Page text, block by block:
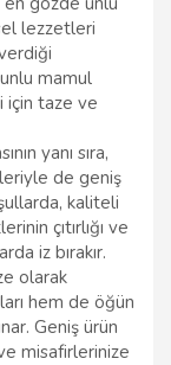
lezzetleri
mamul
için taze ve
yanı sıra,
de geniş
kaliteli
çıtırlığı ve
iz bırakır.
olarak
hem de öğün
Geniş ürün
misafirlerinize